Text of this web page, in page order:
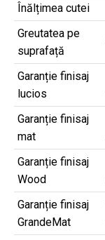
Înălțimea cutei
Greutatea pe
suprafață
Garanție finisaj
lucios
Garanție finisaj
mat
Garanție finisaj
Wood
Garanție finisaj
GrandeMat